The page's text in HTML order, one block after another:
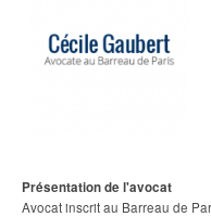
Présentation de l'avocat
Avocat inscrit au Barreau de